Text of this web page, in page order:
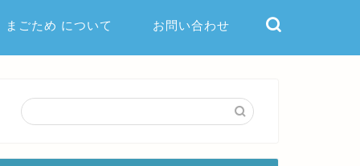
まごため について お問い合わせ